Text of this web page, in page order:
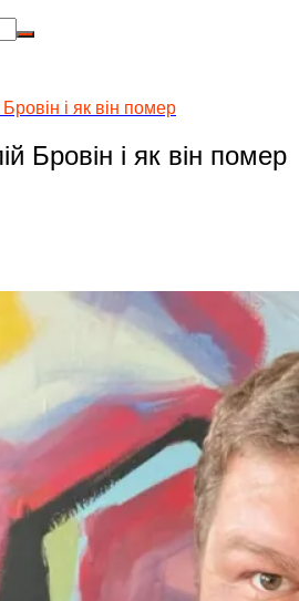
і як він помер
Бровін і як він помер